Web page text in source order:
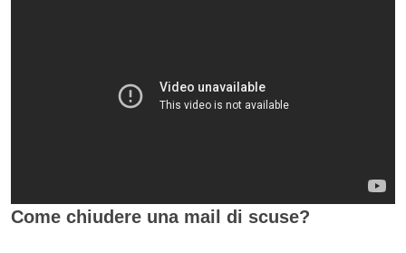
Come chiudere una mail di scuse?